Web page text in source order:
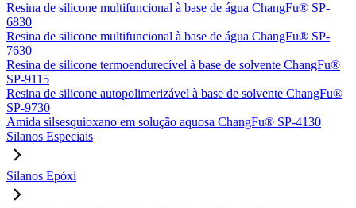
Resina de silicone multifuncional à base de água ChangFu® SP-
6830
Resina de silicone multifuncional à base de água ChangFu® SP-
7630
Resina de silicone termoendurecível à base de solvente ChangFu®
SP-9115
Resina de silicone autopolimerizável à base de solvente ChangFu®
SP-9730
Amida silsesquioxano em solução aquosa ChangFu® SP-4130
Silanos Especiais
Silanos Epóxi